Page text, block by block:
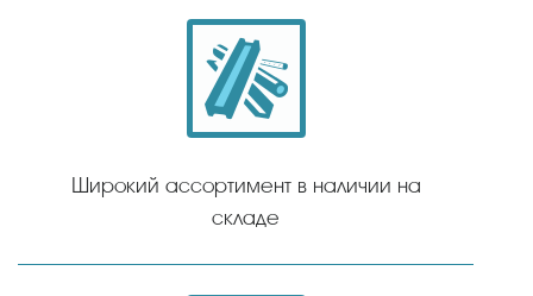
Широкий ассортимент в наличии на
складе